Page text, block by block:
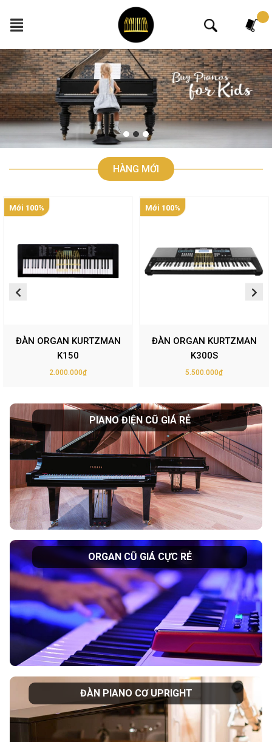
HÀNG MỚI
Mới 100%
ĐÀN ORGAN KURTZMAN
K150
2.000.000₫
Mới 100%
ĐÀN ORGAN KURTZMAN
K300S
5.500.000₫
PIANO ĐIỆN CŨ GIÁ RẺ
ORGAN CŨ GIÁ CỰC RẺ
ĐÀN PIANO CƠ UPRIGHT